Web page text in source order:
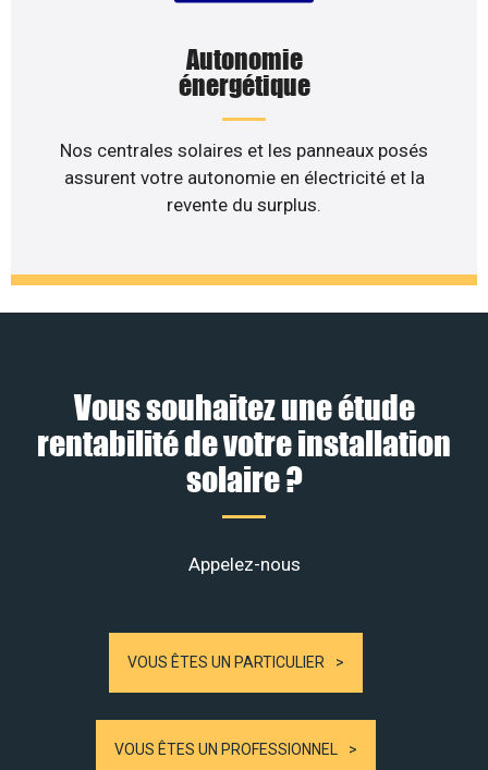
Autonomie
énergétique
Nos centrales solaires et les panneaux posés
assurent votre autonomie en électricité et la
revente du surplus.
Vous souhaitez une étude
rentabilité de votre installation
solaire ?
Appelez-nous
VOUS ÊTES UN PARTICULIER
VOUS ÊTES UN PROFESSIONNEL